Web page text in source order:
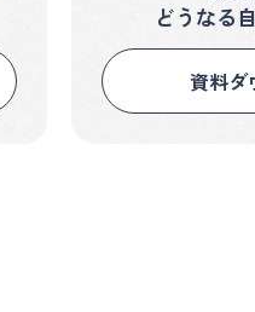
どうなる
資料ダ